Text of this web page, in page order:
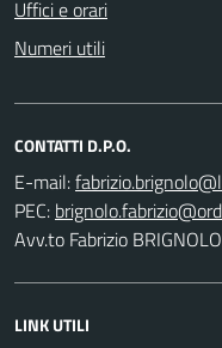
Uffici e orari
Numeri utili
CONTATTI D.P.O.
E-mail:
PEC:
Avv.to Fabrizio BRIGNOLO
LINK UTILI